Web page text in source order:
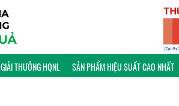
GIẢI THƯỞNG HQNL SẢN PHẨM HIỆU SUẤT CAO NHẤT